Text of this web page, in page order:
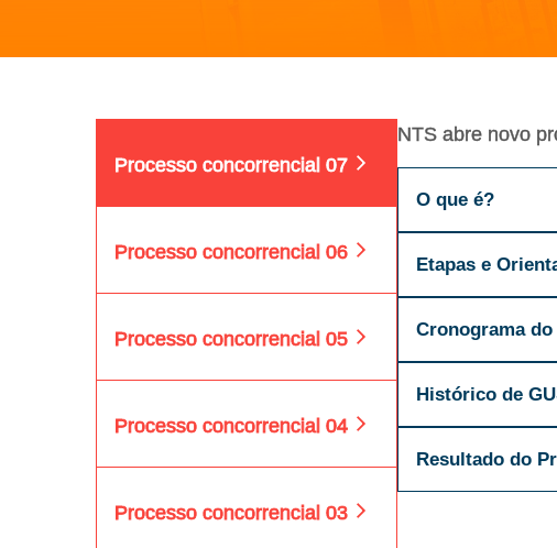
Processo concorrencial 07
Processo concorrencial 06
Processo concorrencial 05
Processo concorrencial 04
Processo concorrencial 03
NTS abre novo
O que é?
Etapas e
Cronograma
Histórico de
Resultado do